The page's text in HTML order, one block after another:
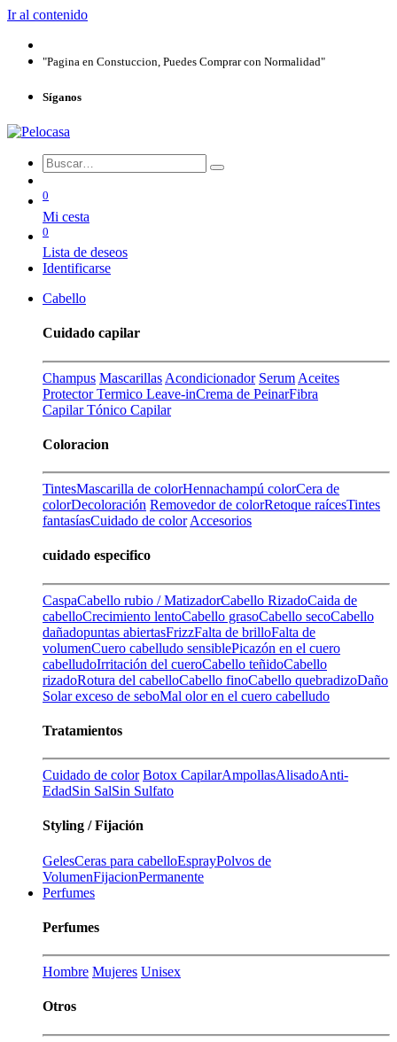
Ir al contenido
"Pagina en Constuccion, Puedes Comprar con Normalidad"
Síganos
0
Mi cesta
0
Lista de deseos
Identificarse
Cabello
Cuidado capilar
Champus Mascarillas Acondicionador Serum Aceites
Protector Termico Leave-inCrema de PeinarFibra
CapilarTónico Capilar
Coloracion
TintesMascarilla de colorHennachampú colorCera de
colorDecoloración Removedor de colorRetoque raícesTintes
fantasíasCuidado de color Accesorios
cuidado especifico
CaspaCabello rubio / MatizadorCabello RizadoCaida de
cabelloCrecimiento lentoCabello grasoCabello secoCabello
dañadopuntas abiertasFrizzFalta de brilloFalta de
volumenCuero cabelludo sensiblePicazón en el cuero
cabelludoIrritación del cueroCabello teñidoCabello
rizadoRotura del cabelloCabello finoCabello quebradizoDaño
Solarexceso de seboMal olor en el cuero cabelludo
Tratamientos
Cuidado de color Botox CapilarAmpollasAlisadoAnti-
EdadSin SalSin Sulfato
Styling / Fijación
GelesCeras para cabelloEsprayPolvos de
VolumenFijacionPermanente
Perfumes
Perfumes
Hombre Mujeres Unisex
Otros